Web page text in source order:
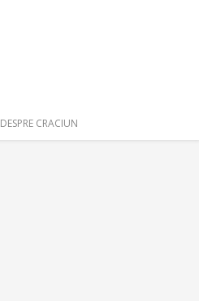
DESPRE CRACIUN